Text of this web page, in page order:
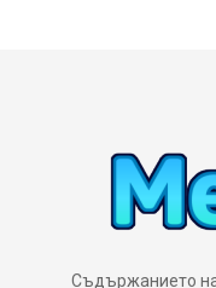
Съдържанието